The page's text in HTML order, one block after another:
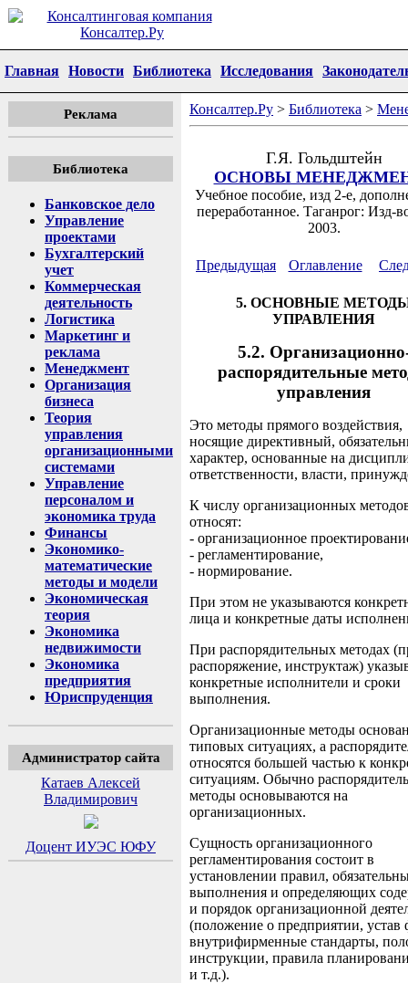
Главная Новости Библиотека Исследования
Реклама
Библиотека
Банковское дело
Управление
проектами
Бухгалтерский
учет
Коммерческая
деятельность
Логистика
Маркетинг и
реклама
Менеджмент
Организация
бизнеса
Теория
управления
организационными
системами
Управление
персоналом и
экономика труда
Финансы
Экономико-
математические
методы и модели
Экономическая
теория
Экономика
недвижимости
Экономика
предприятия
Юриспруденция
Администратор сайта
Катаев Алексей
Владимирович
Доцент ИУЭС ЮФУ
Консалтер.Ру > Библиотека >
Г.Я. Гольдштейн
ОСНОВЫ
Учебное пособие, изд 2-е,
переработанное. Таганрог: Изд-
2003.
Предыдущая Оглавление
5. ОСНОВНЫЕ
УПРАВЛЕНИЯ
5.2.
распорядительные
управления
Это методы прямого воздействия,
носящие директивный,
характер, основанные на
ответственности, власти,
К числу организационных
относят:
- организационное
- регламентирование,
- нормирование.
При этом не указываются
лица и конкретные даты
При распорядительных методах
распоряжение, инструктаж)
конкретные исполнители и сроки
выполнения.
Организационные методы
типовых ситуациях, а
относятся большей частью к
ситуациям. Обычно
методы основываются на
организационных.
Сущность организационного
регламентирования состоит в
установлении правил,
выполнения и определяющих
и порядок организационной
(положение о предприятии,
внутрифирменные стандарты,
инструкции, правила
и т.д.).